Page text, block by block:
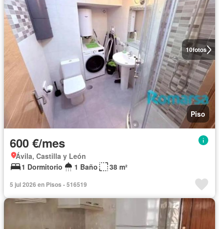
10fotos
Piso
600 €/mes
Ávila, Castilla y León
1 Dormitorio
1 Baño 38 m²
5 jul 2026 en Pisos - 516519